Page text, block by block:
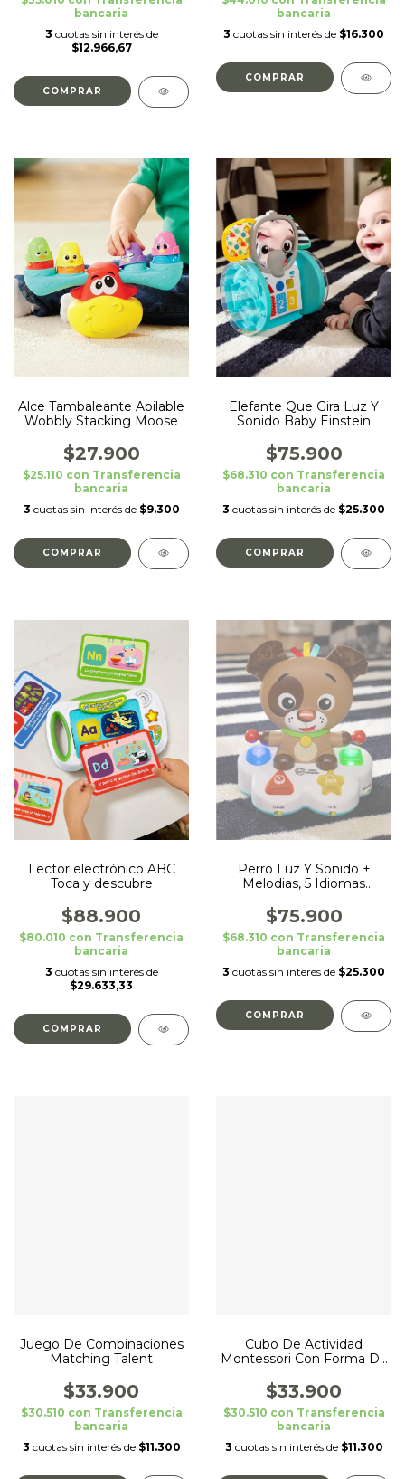
bancaria
3 cuotas sin interés de
$12.966,67
bancaria
3 cuotas sin interés de $16.300
Alce Tambaleante Apilable
Wobbly Stacking Moose
$27.900
$25.110 con Transferencia
bancaria
3 cuotas sin interés de $9.300
Elefante Que Gira Luz Y
Sonido Baby Einstein
$75.900
$68.310 con Transferencia
bancaria
3 cuotas sin interés de $25.300
Lector electrónico ABC
Toca y descubre
$88.900
$80.010 con Transferencia
bancaria
3 cuotas sin interés de
$29.633,33
Perro Luz Y Sonido +
Melodias, 5 Idiomas
$75.900
$68.310 con Transferencia
bancaria
3 cuotas sin interés de $25.300
Juego De Combinaciones
Matching Talent
$33.900
$30.510 con Transferencia
bancaria
3 cuotas sin interés de $11.300
Cubo De Actividad
Montessori Con Forma De
$33.900
$30.510 con Transferencia
bancaria
3 cuotas sin interés de $11.300